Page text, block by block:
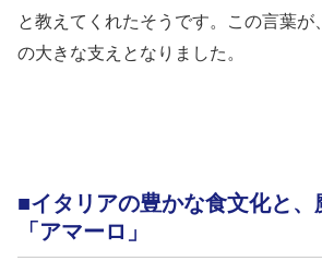
と教えてくれたそうです。この言葉が
の大きな支えとなりました。
■イタリアの豊かな食文化と、
「アマーロ」